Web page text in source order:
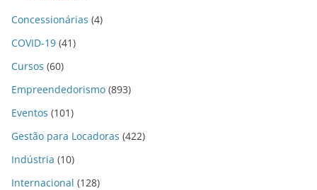
Concessionárias (4)
COVID-19 (41)
Cursos (60)
Empreendedorismo (893)
Eventos (101)
Gestão para Locadoras (422)
Indústria (10)
Internacional (128)